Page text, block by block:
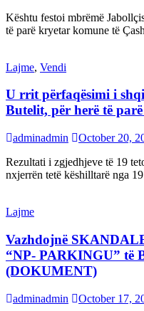
Kështu festoi mbrëmë
të parë kryetar komune të
Lajme, Vendi
U rrit përfaqësimi i
Butelit, për herë të
adminadmin
October 20,
Rezultati i zgjedhjeve të 19
nxjerrën tetë këshilltarë nga
Lajme
Vazhdojnë
“NP- PARKINGU” të
(DOKUMENT)
adminadmin
October 17,